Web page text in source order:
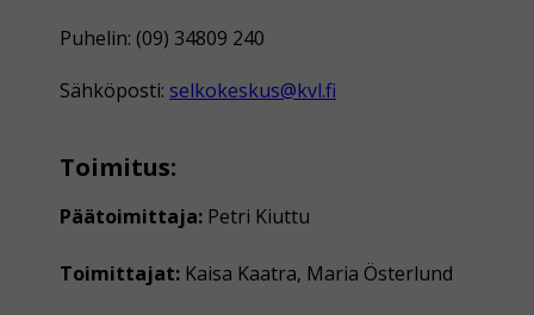
Puhelin: (09) 34809 240
Sähköposti: selkokeskus@kvl.fi
Toimitus:
Päätoimittaja: Petri Kiuttu
Toimittajat: Kaisa Kaatra, Maria Österlund